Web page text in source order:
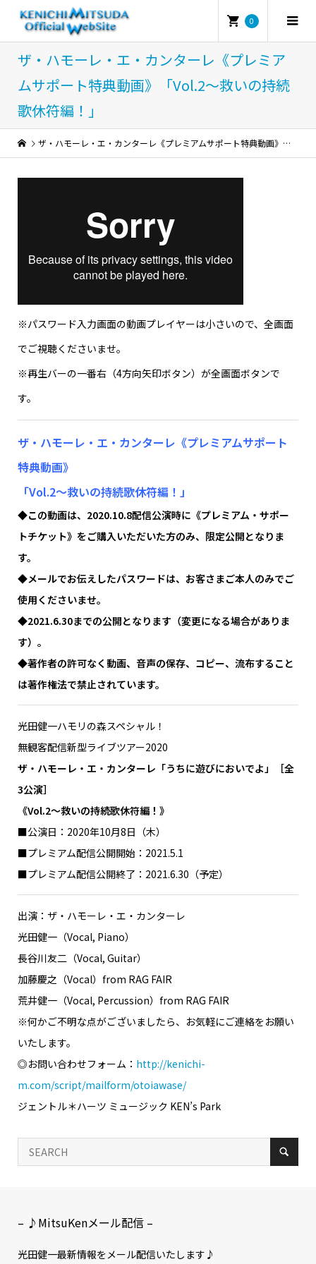
0
ザ・ハモーレ・エ・カンターレ《プレミア
ムサポート特典動画》「Vol.2〜救いの持続
歌休符編！」
ザ・ハモーレ・エ・カンターレ《プレミアムサポート特典動画》「Vol.2〜救いの持続歌休符編！」
※パスワード入力画面の動画プレイヤーは小さいので、全画面
でご視聴くださいませ。
※再生バーの一番右（4方向矢印ボタン）が全画面ボタンで
す。
ザ・ハモーレ・エ・カンターレ 《プレミアムサポート
特典動画》
「Vol.2〜救いの持続歌休符編！」
◆この動画は、2020.10.8配信公演時に《プレミアム・サポー
トチケット》をご購入いただいた方のみ、限定公開となりま
す。
◆メールでお伝えしたパスワードは、お客さまご本人のみでご
使用くださいませ。
◆2021.6.30までの公開となります（変更になる場合がありま
す）。
◆著作者の許可なく動画、音声の保存、コピー、流布すること
は著作権法で禁止されています。
光田健一ハモリの森スペシャル！
無観客配信新型ライブツアー2020
ザ・ハモーレ・エ・カンターレ「うちに遊びにおいでよ」［全
3公演］
《Vol.2〜救いの持続歌休符編！》
■公演日：2020年10月8日（木）
■プレミアム配信公開開始：2021.5.1
■プレミアム配信公開終了：2021.6.30（予定）
出演：ザ・ハモーレ・エ・カンターレ
光田健一（Vocal, Piano）
長谷川友二（Vocal, Guitar）
加藤慶之（Vocal）from RAG FAIR
荒井健一（Vocal, Percussion）from RAG FAIR
※何かご不明な点がございましたら、お気軽にご連絡をお願い
いたします。
◎お問い合わせフォーム： http://kenichi-
m.com/script/mailform/otoiawase/
ジェントル＊ハーツ ミュージック KEN’s Park
– ♪MitsuKenメール配信 –
光田健一最新情報をメール配信いたします♪